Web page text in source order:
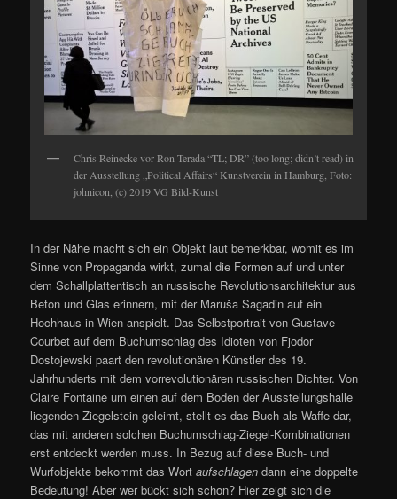
Chris Reinecke vor Ron Terada “TL; DR” (too long; didn’t read) in
der Ausstellung „Political Affairs“ Kunstverein in Hamburg, Foto:
johnicon, (c) 2019 VG Bild-Kunst
In der Nähe macht sich ein Objekt laut bemerkbar, womit es im
Sinne von Propaganda wirkt, zumal die Formen auf und unter
dem Schallplattentisch an russische Revolutionsarchitektur aus
Beton und Glas erinnern, mit der Maruša Sagadin auf ein
Hochhaus in Wien anspielt. Das Selbstportrait von Gustave
Courbet auf dem Buchumschlag des Idioten von Fjodor
Dostojewski paart den revolutionären Künstler des 19.
Jahrhunderts mit dem vorrevolutionären russischen Dichter. Von
Claire Fontaine um einen auf dem Boden der Ausstellungshalle
liegenden Ziegelstein geleimt, stellt es das Buch als Waffe dar,
das mit anderen solchen Buchumschlag-Ziegel-Kombinationen
erst entdeckt werden muss. In Bezug auf diese Buch- und
Wurfobjekte bekommt das Wortaufschlagen dann eine doppelte
Bedeutung! Aber wer bückt sich schon? Hier zeigt sich die